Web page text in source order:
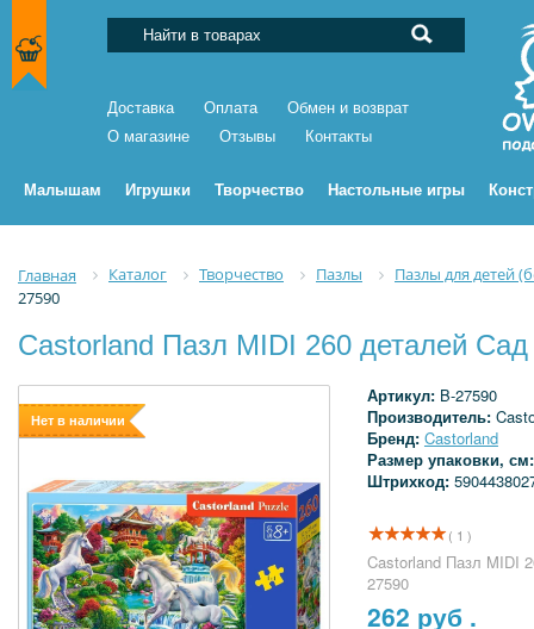
Доставка Оплата
Обмен и возврат
О магазине
Отзывы Контакты
Малышам Игрушки Творчество Настольные игры
Главная Каталог Творчество Пазлы
Пазлы для детей
27590
Castorland Пазл MIDI 260 деталей Сад
Нет в наличии
Артикул: B-27590
Производитель:
Бренд: Castorland
Размер упаковки,
Штрихкод:
( 1 )
Castorland Пазл MIDI
27590
262 руб .